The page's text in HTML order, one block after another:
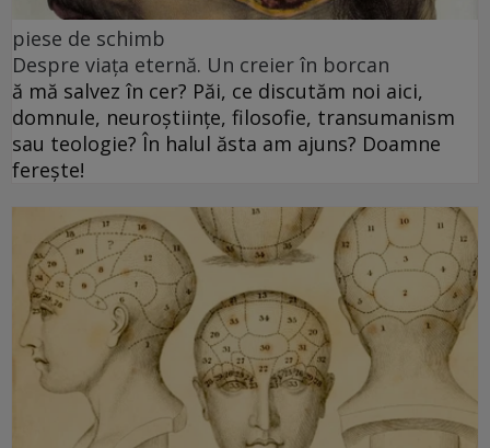
piese de schimb
Despre viața eternă. Un creier în borcan
ă mă salvez în cer? Păi, ce discutăm noi aici,
domnule, neuroștiințe, filosofie, transumanism
sau teologie? În halul ăsta am ajuns? Doamne
ferește!